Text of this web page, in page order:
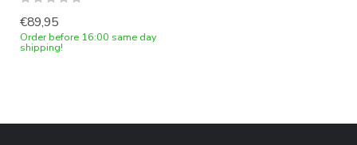
€89,95
Order before 16:00 same day
shipping!